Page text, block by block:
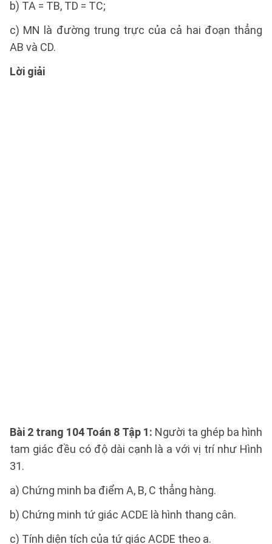
b) TA = TB, TD = TC;
c) MN là đường trung trực của cả hai đoạn thẳng
AB và CD.
Lời giải
Bài 2 trang 104 Toán 8 Tập 1: Người ta ghép ba hình
tam giác đều có độ dài cạnh là a với vị trí như Hình
31.
a) Chứng minh ba điểm A, B, C thẳng hàng.
b) Chứng minh tứ giác ACDE là hình thang cân.
c) Tính diện tích của tứ giác ACDE theo a.